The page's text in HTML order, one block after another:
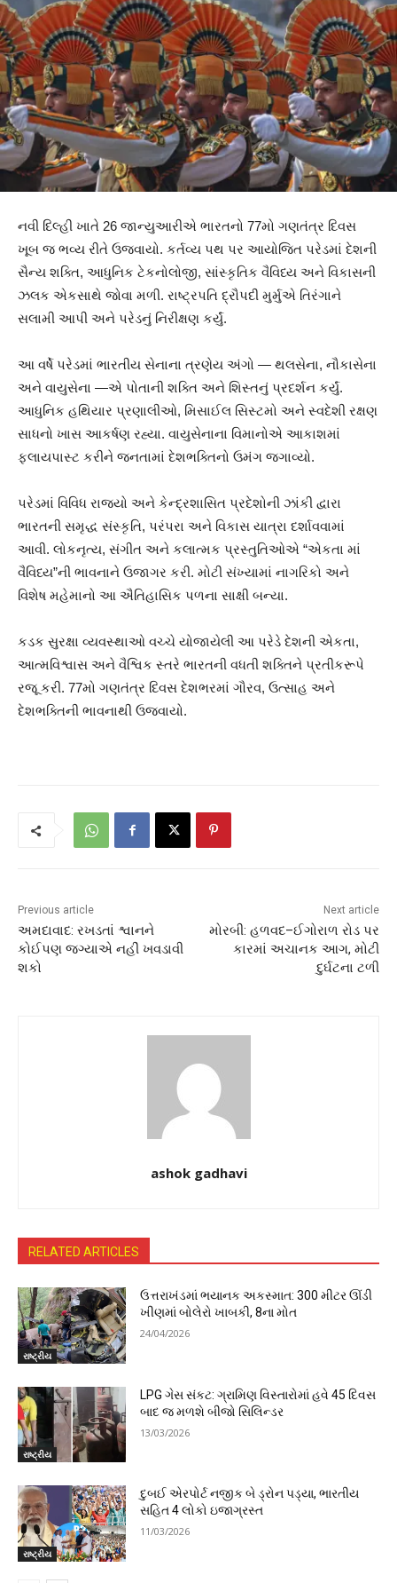
નવી દિલ્હી ખાતે 26 જાન્યુઆરીએ ભારતનો 77મો ગણતંત્ર દિવસ
ખૂબ જ ભવ્ય રીતે ઉજવાયો. કર્તવ્ય પથ પર આયોજિત પરેડમાં દેશની
સૈન્ય શક્તિ, આધુનિક ટેકનોલોજી, સાંસ્કૃતિક વૈવિધ્ય અને વિકાસની
ઝલક એકસાથે જોવા મળી. રાષ્ટ્રપતિ દ્રૌપદી મુર્મુએ તિરંગાને
સલામી આપી અને પરેડનું નિરીક્ષણ કર્યું.
આ વર્ષે પરેડમાં ભારતીય સેનાના ત્રણેય અંગો — થલસેના, નૌકાસેના
અને વાયુસેના —એ પોતાની શક્તિ અને શિસ્તનું પ્રદર્શન કર્યું.
આધુનિક હથિયાર પ્રણાલીઓ, મિસાઈલ સિસ્ટમો અને સ્વદેશી રક્ષણ
સાધનો ખાસ આકર્ષણ રહ્યા. વાયુસેનાના વિમાનોએ આકાશમાં
ફ્લાયપાસ્ટ કરીને જનતામાં દેશભક્તિનો ઉમંગ જગાવ્યો.
પરેડમાં વિવિધ રાજ્યો અને કેન્દ્રશાસિત પ્રદેશોની ઝાંકી દ્વારા
ભારતની સમૃદ્ધ સંસ્કૃતિ, પરંપરા અને વિકાસ યાત્રા દર્શાવવામાં
આવી. લોકનૃત્ય, સંગીત અને કલાત્મક પ્રસ્તુતિઓએ “એકતા માં
વૈવિધ્ય”ની ભાવનાને ઉજાગર કરી. મોટી સંખ્યામાં નાગરિકો અને
વિશેષ મહેમાનો આ ઐતિહાસિક પળના સાક્ષી બન્યા.
કડક સુરક્ષા વ્યવસ્થાઓ વચ્ચે યોજાયેલી આ પરેડે દેશની એકતા,
આત્મવિશ્વાસ અને વૈશ્વિક સ્તરે ભારતની વધતી શક્તિને પ્રતીકરૂપે
રજૂ કરી. 77મો ગણતંત્ર દિવસ દેશભરમાં ગૌરવ, ઉત્સાહ અને
દેશભક્તિની ભાવનાથી ઉજવાયો.
Previous article
અમદાવાદ: રખડતાં શ્વાનને
કોઈપણ જગ્યાએ નહીં ખવડાવી
શકો
Next article
મોરબી: હળવદ–ઈગોરાળ રોડ પર
કારમાં અચાનક આગ, મોટી
દુર્ઘટના ટળી
ashok gadhavi
RELATED ARTICLES
રાષ્ટ્રીય
ઉત્તરાખંડમાં ભયાનક અકસ્માત: 300 મીટર ઊંડી
ખીણમાં બોલેરો ખાબકી, 8ના મોત
24/04/2026
રાષ્ટ્રીય
LPG ગેસ સંકટ: ગ્રામિણ વિસ્તારોમાં હવે 45 દિવસ
બાદ જ મળશે બીજો સિલિન્ડર
13/03/2026
રાષ્ટ્રીય
દુબઈ એરપોર્ટ નજીક બે ડ્રોન પડ્યા, ભારતીય
સહિત 4 લોકો ઇજાગ્રસ્ત
11/03/2026